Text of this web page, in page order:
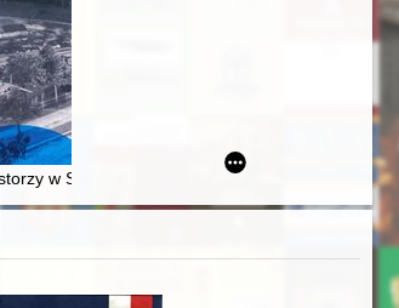
Rzeczypospolitej
w Sopocie : prestiż finansowy i towarzyski